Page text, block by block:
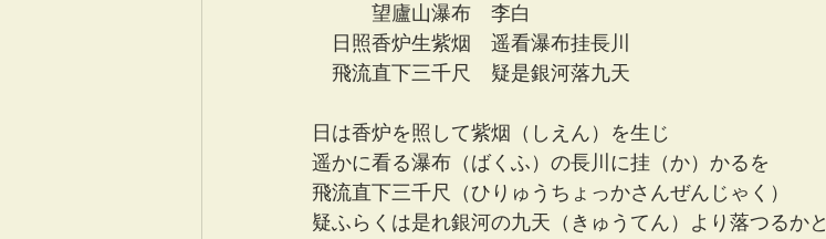
望廬山瀑布　李白
日照香炉生紫烟　遥看瀑布挂長川
飛流直下三千尺　疑是銀河落九天
日は香炉を照して紫烟（しえん）を生じ
遥かに看る瀑布（ばくふ）の長川に挂（か）かるを
飛流直下三千尺（ひりゅうちょっかさんぜんじゃく）
疑ふらくは是れ銀河の九天（きゅうてん）より落つるかと